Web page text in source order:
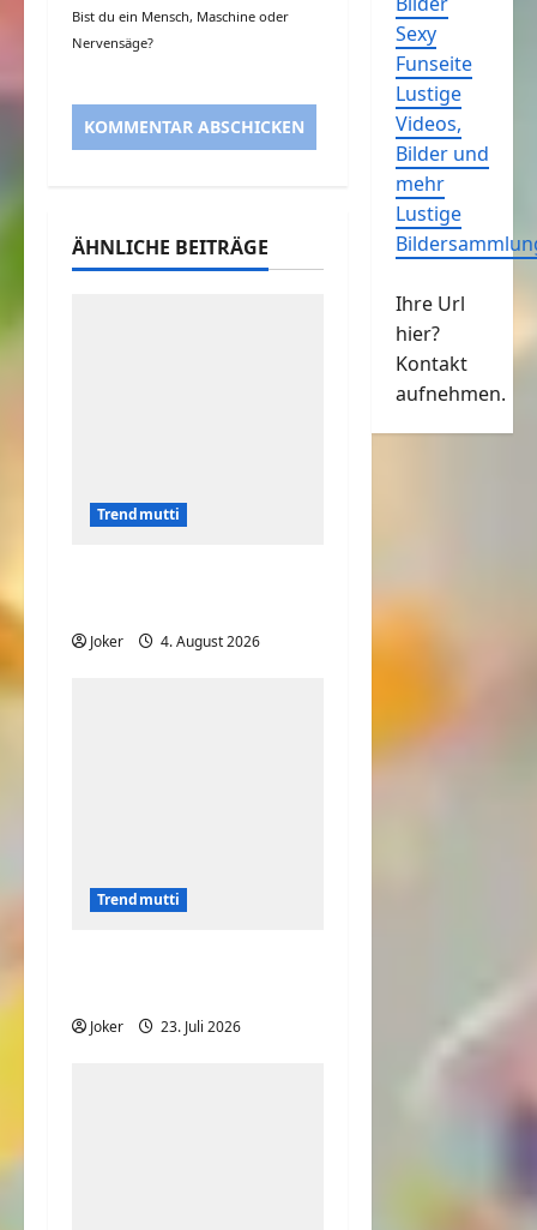
Bist du ein Mensch, Maschine oder
Nervensäge?
ÄHNLICHE BEITRÄGE
Trendmutti
Joker 4. August 2026
Trendmutti
Joker 23. Juli 2026
Sexy
Funseite
Lustige
Videos,
Bilder und
mehr
Lustige
Ihre Url
hier?
Kontakt
aufnehmen.